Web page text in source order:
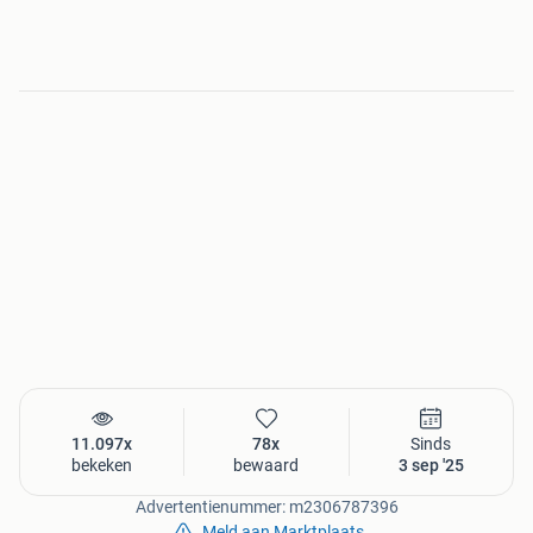
en advies gedurende het hele leven van de hond.
Wat maakt onze kennel bijzonder?
11.097x
bekeken
78x
bewaard
Sinds
3 sep '25
Advertentienummer: m2306787396